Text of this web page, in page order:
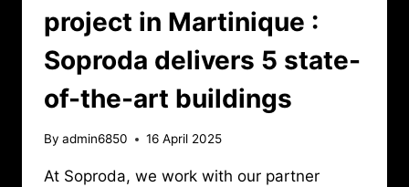
project in Martinique :
Soproda delivers 5 state-
of-the-art buildings
By admin6850 16 April 2025
At Soproda, we work with our partner